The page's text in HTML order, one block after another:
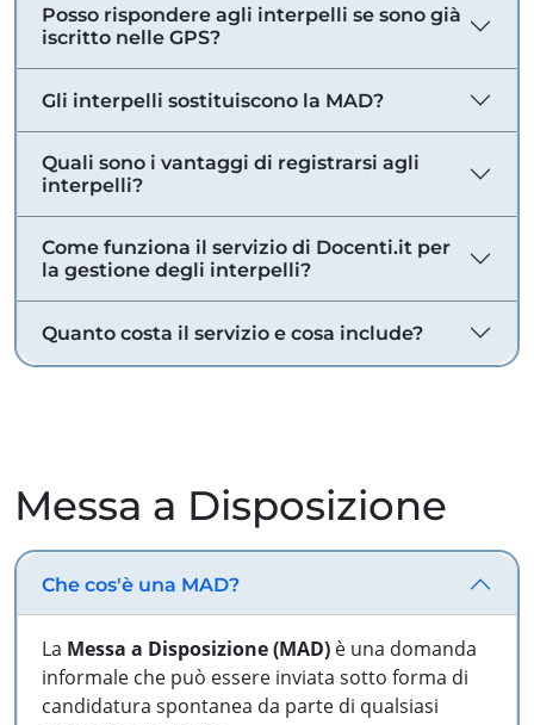
Posso rispondere agli interpelli se sono già
iscritto nelle GPS?
Gli interpelli sostituiscono la MAD?
Quali sono i vantaggi di registrarsi agli
interpelli?
Come funziona il servizio di Docenti.it per
la gestione degli interpelli?
Quanto costa il servizio e cosa include?
Messa a Disposizione
Che cos'è una MAD?
La Messa a Disposizione (MAD) è una domanda
informale che può essere inviata sotto forma di
candidatura spontanea da parte di qualsiasi